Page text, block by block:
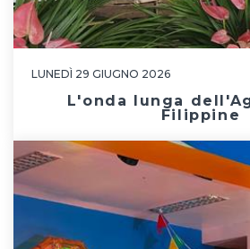
LUNEDÌ 29 GIUGNO 2026
L'onda lunga
Filippine